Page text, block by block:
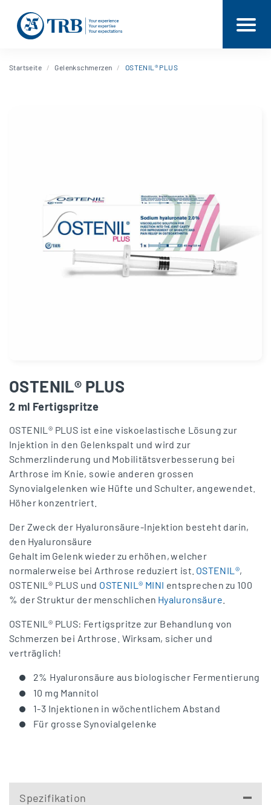
Startseite Gelenkschmerzen OSTENIL® PLUS
OSTENIL® PLUS
2 ml Fertigspritze
OSTENIL® PLUS ist eine viskoelastische Lösung zur
Injektion in den Gelenkspalt und wird zur
Schmerzlinderung und Mobilitätsverbesserung bei
Arthrose im Knie, sowie anderen grossen
Synovialgelenken wie Hüfte und Schulter, angewendet.
Höher konzentriert.
Der Zweck der Hyaluronsäure-Injektion besteht darin,
den Hyaluronsäure
Gehalt im Gelenk wieder zu erhöhen, welcher
normalerweise bei Arthrose reduziert ist. OSTENIL®,
OSTENIL® PLUS und OSTENIL® MINI entsprechen zu 100
% der Struktur der menschlichen Hyaluronsäure
OSTENIL® PLUS: Fertigspritze zur Behandlung von
Schmerzen bei Arthrose. Wirksam, sicher und
verträglich!
2% Hyaluronsäure aus biologischer Fermentierung
10 mg Mannitol
1-3 Injektionen in wöchentlichem Abstand
Für grosse Synovialgelenke
Spezifikation